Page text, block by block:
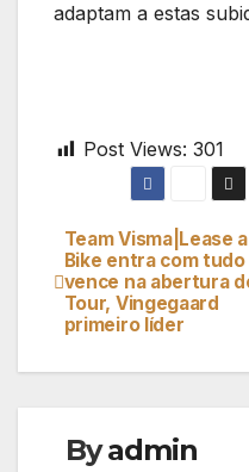
adaptam a estas
Post Views: 301
de
artigos
Team Visma|Lease a
Bike entra com tudo
vence na abertura
Tour, Vingegaard
primeiro líder
Byadmin